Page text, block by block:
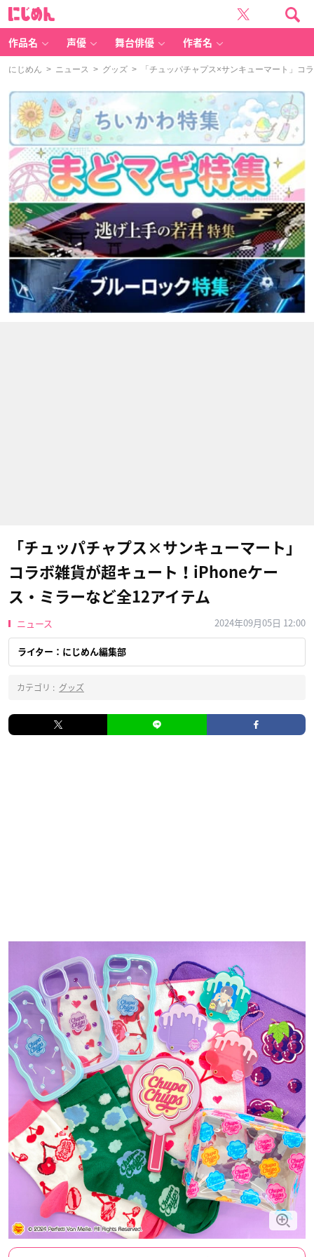
作品名 声優 舞台俳優 作者名
にじめん > ニュース > グッズ > 「チュッパチャプス×サンキューマート」コ
「チュッパチャプス×サンキューマート」
コラボ雑貨が超キュート！iPhoneケー
ス・ミラーなど全12アイテム
ニュース 2024年09月05日 12:00
ライター：にじめん編集部
カテゴリ : グッズ